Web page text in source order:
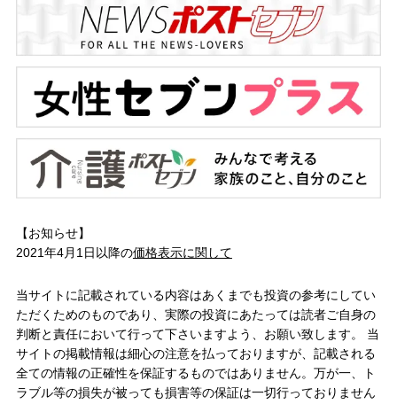
【お知らせ】
2021年4月1日以降の価格表示に関して
当サイトに記載されている内容はあくまでも投資の参考にしてい
ただくためのものであり、実際の投資にあたっては読者ご自身の
判断と責任において行って下さいますよう、お願い致します。 当
サイトの掲載情報は細心の注意を払っておりますが、記載される
全ての情報の正確性を保証するものではありません。万が一、ト
ラブル等の損失が被っても損害等の保証は一切行っておりません